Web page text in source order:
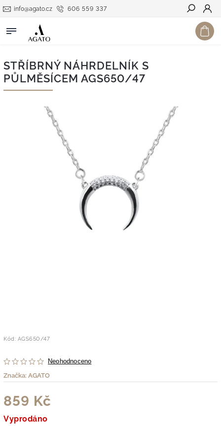
606 559 337
info@agato.cz
Hledat
STŘÍBRNÝ NÁHRDELNÍK S
PŮLMĚSÍCEM AGS650/47
Kód: AGS650/47
Neohodnoceno
Značka: AGATO
859 Kč
Vyprodáno